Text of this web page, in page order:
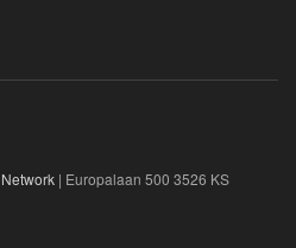
| Europalaan 500 3526 KS